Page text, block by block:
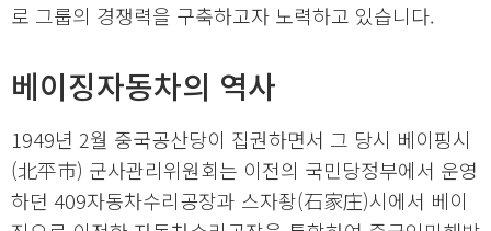
로 그룹의 경쟁력을 구축하고자 노력하고 있습니다.
베이징자동차의 역사
1949년 2월 중국공산당이 집권하면서 그 당시 베이핑시
(北平市) 군사관리위원회는 이전의 국민당정부에서 운영
하던 409자동차수리공장과 스자좡(石家庄)시에서 베이